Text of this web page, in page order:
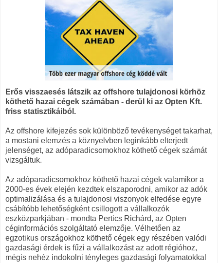
Erős visszaesés látszik az offshore tulajdonosi körhöz
köthető hazai cégek számában - derül ki az Opten Kft.
friss statisztikáiból.
Az offshore kifejezés sok különböző tevékenységet takarhat,
a mostani elemzés a köznyelvben leginkább elterjedt
jelenséget, az adóparadicsomokhoz köthető cégek számát
vizsgáltuk.
Az adóparadicsomokhoz köthető hazai cégek valamikor a
2000-es évek elején kezdtek elszaporodni, amikor az adók
optimalizálása és a tulajdonosi viszonyok elfedése egyre
csábítóbb lehetőségként csillogott a vállalkozók
eszközparkjában - mondta Pertics Richárd, az Opten
céginformációs szolgáltató elemzője. Vélhetően az
egzotikus országokhoz köthető cégek egy részében valódi
gazdasági érdek is fűzi a vállalkozást az adott régióhoz,
mégis nehéz indokolni tényleges gazdasági folyamatokkal